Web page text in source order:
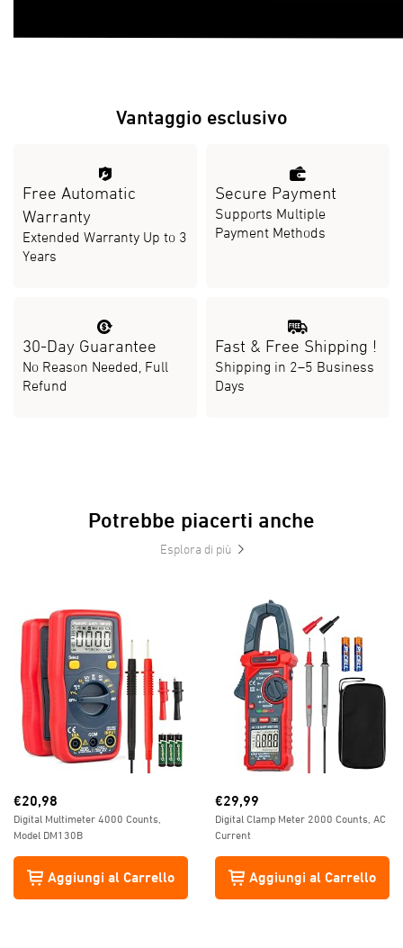
Vantaggio esclusivo
Free Automatic
Warranty
Extended Warranty Up to 3
Years
Secure Payment
Supports Multiple
Payment Methods
30-Day Guarantee
No Reason Needed, Full
Refund
Fast & Free Shipping !
Shipping in 2–5 Business
Days
Potrebbe piacerti anche
Esplora di più
€20,98
Digital Multimeter 4000 Counts,
Model DM130B
Aggiungi al Carrello
€29,99
Digital Clamp Meter 2000 Counts, AC
Current
Aggiungi al Carrello